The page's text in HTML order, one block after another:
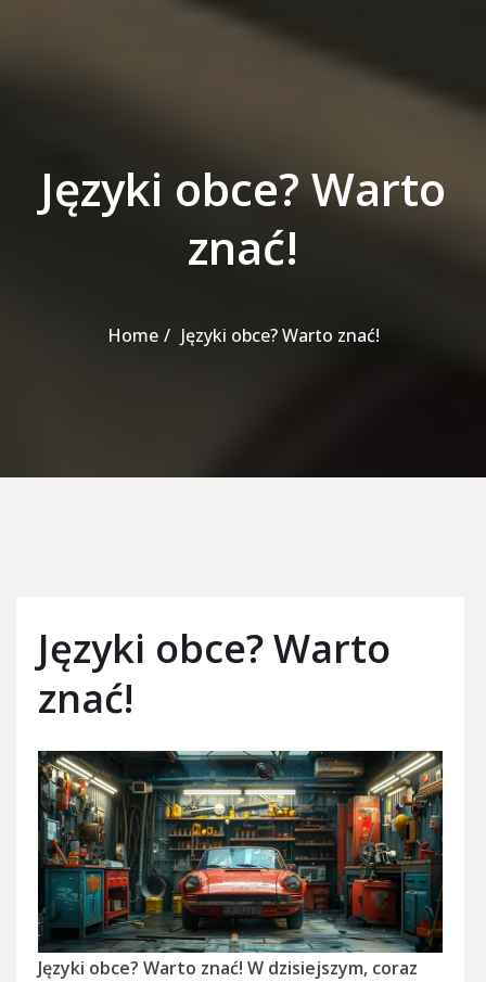
Języki obce? Warto
znać!
Home Języki obce? Warto znać!
Języki obce? Warto
znać!
Języki obce? Warto znać! W dzisiejszym, coraz